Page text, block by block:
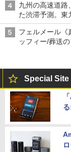
九州の高速道路
た渋滞予測。東
フェルメール《
ッフィー/葬送
Special Site